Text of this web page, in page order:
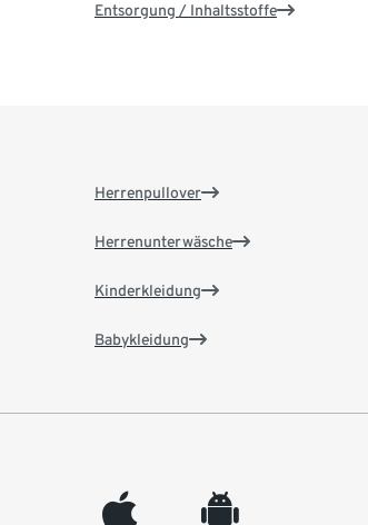
Entsorgung / Inhaltsstoffe
Herrenpullover
Herrenunterwäsche
Kinderkleidung
Babykleidung
appleinc android